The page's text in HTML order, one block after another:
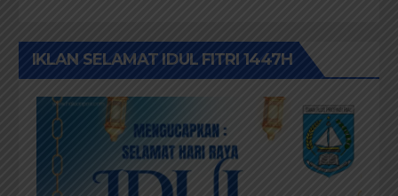
IKLAN SELAMAT IDUL FITRI 1447H